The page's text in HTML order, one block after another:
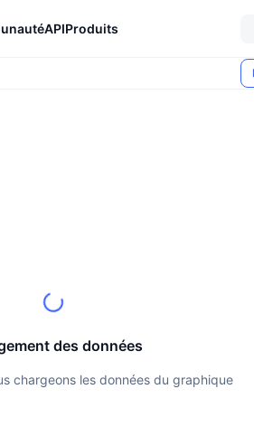
APIProduits
des données
chargeons les données du graphique